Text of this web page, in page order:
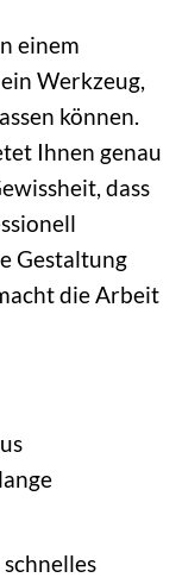
einem
Werkzeug,
können.
Ihnen genau
dass
Gestaltung
die Arbeit